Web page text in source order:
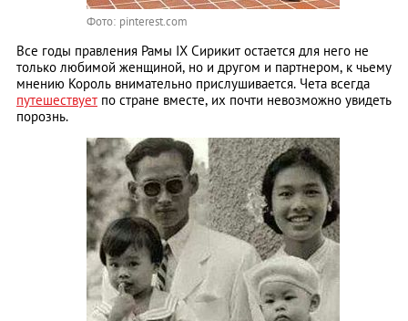
Фото: pinterest.com
Все годы правления Рамы IX Сирикит остается для него не
только любимой женщиной, но и другом и партнером, к чьему
мнению Король внимательно прислушивается. Чета всегда
путешествует по стране вместе, их почти невозможно увидеть
порознь.